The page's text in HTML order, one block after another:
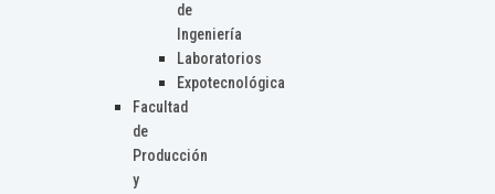
de
Ingeniería
Laboratorios
Expotecnológica
Facultad
de
Producción
y